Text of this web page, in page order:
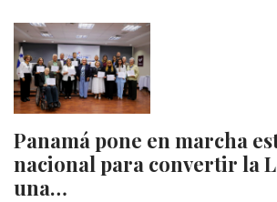
Panamá pone en marcha
nacional para convertir la
una…